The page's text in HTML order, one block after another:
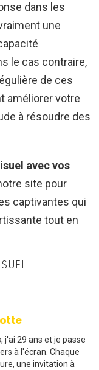
dans les
une
le cas contraire,
de ces
améliorer votre
à résoudre des
avec vos
site pour
captivantes qui
tout en
j'ai 29 ans et je passe
à l'écran. Chaque
une invitation à